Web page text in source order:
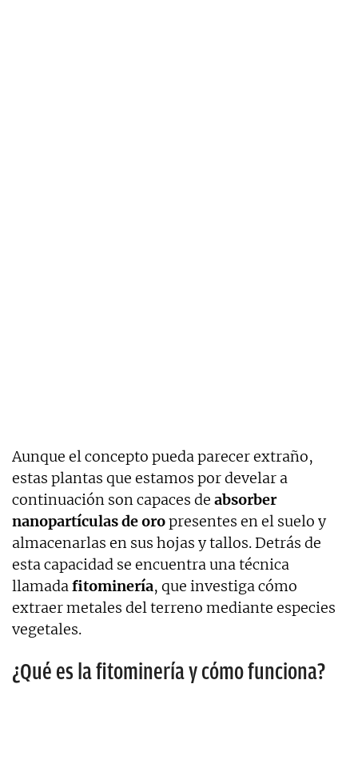
Aunque el concepto pueda parecer extraño,
estas plantas que estamos por develar a
continuación son capaces de absorber
nanopartículas de oropresentes en el suelo y
almacenarlas en sus hojas y tallos. Detrás de
esta capacidad se encuentra una técnica
llamadafitominería, que investiga cómo
extraer metales del terreno mediante especies
vegetales.
¿Qué es la fitominería y cómo funciona?